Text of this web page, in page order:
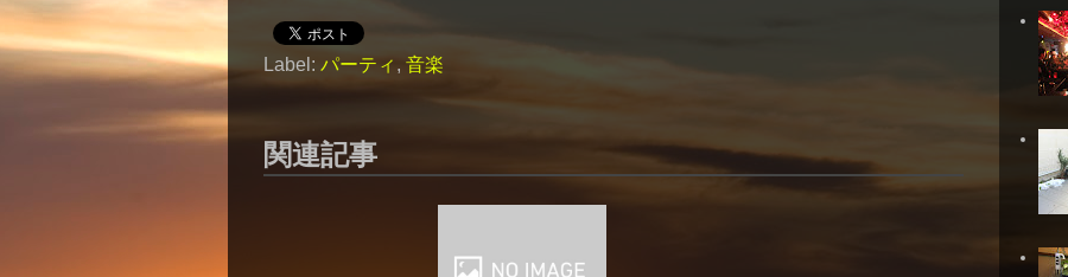
Label: パーティ , 音楽
関連記事